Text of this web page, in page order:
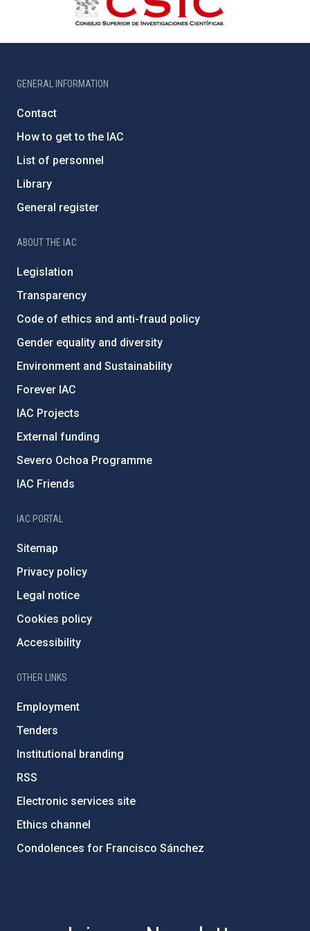
GENERAL INFORMATION
Contact
How to get to the IAC
List of personnel
Library
General register
ABOUT THE IAC
Legislation
Transparency
Code of ethics and anti-fraud policy
Gender equality and diversity
Environment and Sustainability
Forever IAC
IAC Projects
External funding
Severo Ochoa Programme
IAC Friends
IAC PORTAL
Sitemap
Privacy policy
Legal notice
Cookies policy
Accessibility
OTHER LINKS
Employment
Tenders
Institutional branding
RSS
Electronic services site
Ethics channel
Condolences for Francisco Sánchez